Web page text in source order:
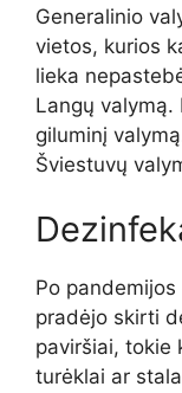
Generalinio
vietos, kurios
lieka
Langų valymą.
giluminį
Šviestuvų
Po
pradėjo skirti
paviršiai, tokie
turėklai ar